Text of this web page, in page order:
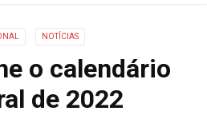
NOTÍCIAS
o calendário
de 2022